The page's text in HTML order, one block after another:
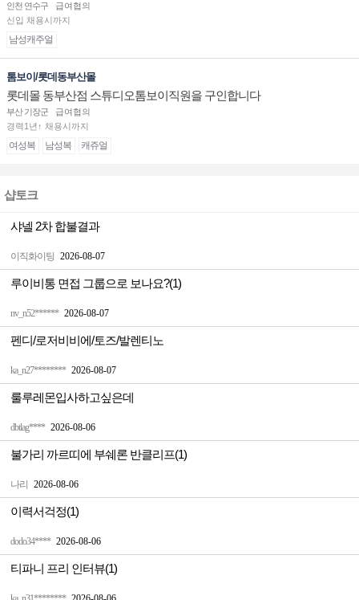
인천 연수구
급여협의
신입 채용시까지
남성캐주얼
톰보이/롯데동부산몰
롯데몰 동부산점 스튜디오톰보이직원을 구인합니다
부산 기장군
급여협의
경력1년↑ 채용시까지
여성복 남성복 캐쥬얼
샵토크
이직화이팅 2026-08-07
샤넬 2차 합불결과
nv_n52****** 2026-08-07
루이비통 면접 그룹으로 보나요?(1)
ka_n27******** 2026-08-07
펜디/로저비비에/토즈/발렌티노
dbtlag**** 2026-08-06
룰루레몬입사하고싶은데
나리 2026-08-06
불가리 까르띠에 부쉐론 반클리프(1)
dodo34**** 2026-08-06
이력서걱정(1)
티파니 프리 인터뷰(1)